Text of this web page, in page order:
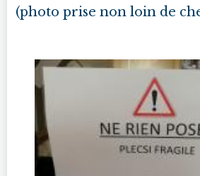
(photo prise non loin de